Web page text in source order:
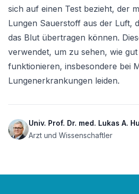
sich auf einen Test bezieht, der
Lungen Sauerstoff aus der Luft,
das Blut übertragen können.
verwendet, um zu sehen, wie gut
funktionieren, insbesondere bei
Lungenerkrankungen leiden.
Univ. Prof. Dr. med. Lukas A.
Arzt und Wissenschaftler